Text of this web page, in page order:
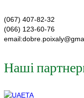
(067) 407-82-32
(066) 123-60-76
Наші